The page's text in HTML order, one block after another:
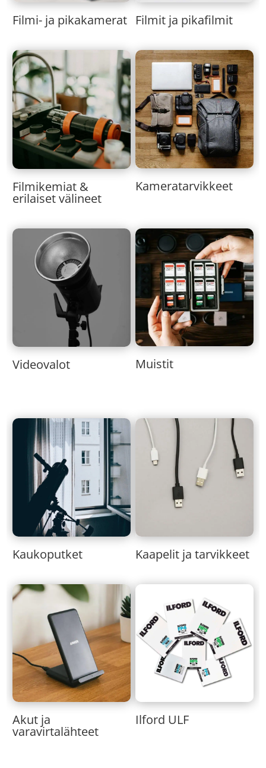
Filmi- ja pikakamerat Filmit ja pikafilmit
Filmikemiat &
erilaiset välineet
Kameratarvikkeet
Videovalot Muistit
Kaukoputket Kaapelit ja tarvikkeet
Akut ja
varavirtalähteet
Ilford ULF